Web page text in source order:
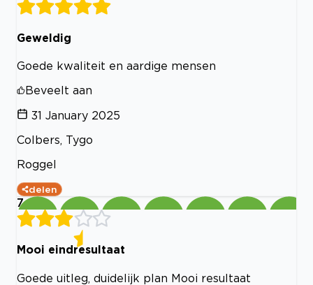
Geweldig
Goede kwaliteit en aardige mensen
Beveelt aan
31 January 2025
Colbers, Tygo
Roggel
delen
7
Mooi eindresultaat
Goede uitleg, duidelijk plan Mooi resultaat